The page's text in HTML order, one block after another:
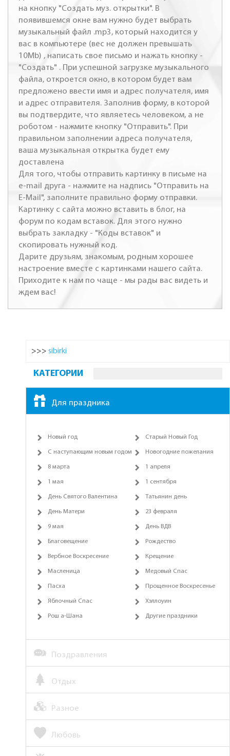
на кнопку "Создать муз. открытки". В
появившемся окне вам нужно будет выбрать
музыкальный файл .mp3, который находится у
вас в компьютере (вес не должен превышать
10Mb) , написать свое письмо и нажать кнопку -
"Создать" . При успешной загрузке музыкального
файла, откроется окно, в котором будет вам
предложено ввести имя и адрес получателя, имя
и адрес отправителя. Заполнив форму, в которой
вы подтвердите, что являетесь человеком, а не
роботом - нажмите кнопку "Отправить". При
правильном заполнении адреса получателя,
ваша музыкальная открытка будет ему
доставлена
Для того, чтобы отправить картинку в письме на
e-mail друга - нажмите на надпись "Отправить на
E-Mail", заполните правильно форму отправки.
Картинку с сайта можно вставить в блог, на
форум по кодам вставок. Для этого нужно
выбрать закладку - "Коды вставок" и
скопировать нужный код.
Дарите друзьям, знакомым, родным хорошее
настроение вместе с картинками нашего сайта.
Приходите к нам по чаще - мы рады вас видеть и
ждем вас!
>>> sibirki
КАТЕГОРИИ
Для праздника
Новый год Старый Новый Год
С наступающим новым годом Новогодние пожелания
8 марта 1 апреля
1 мая 1 сентября
День Святого Валентина Татьянин день
День Матери 23 февраля
9 мая День ВДВ
Благовещение Рождество
Вербное Воскресение Крещение
Масленица Медовый Спас
Пасха Прощенное Воскресенье
Яблочный Спас Хэллоуин
Рош а-Шана Другие праздники
Поздравления
Отдых
Разное
Любовь